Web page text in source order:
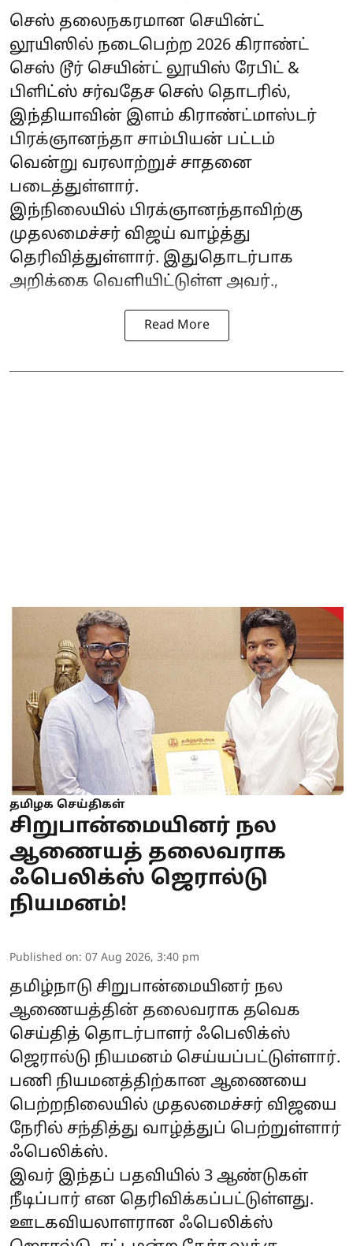
செஸ் தலைநகரமான செயின்ட்
லூயிஸில் நடைபெற்ற 2026 கிராண்ட்
செஸ் டூர் செயின்ட் லூயிஸ் ரேபிட் &
பிளிட்ஸ் சர்வதேச செஸ் தொடரில்,
இந்தியாவின் இளம் கிராண்ட்மாஸ்டர்
பிரக்ஞானந்தா சாம்பியன் பட்டம்
வென்று வரலாற்றுச் சாதனை
படைத்துள்ளார்.
இந்நிலையில் பிரக்ஞானந்தாவிற்கு
முதலமைச்சர் விஜய் வாழ்த்து
தெரிவித்துள்ளார். இதுதொடர்பாக
அறிக்கை வெளியிட்டுள்ள அவர்.,
Read More
தமிழக செய்திகள்
சிறுபான்மையினர் நல
ஆணையத் தலைவராக
ஃபெலிக்ஸ் ஜெரால்டு
நியமனம்!
Published on: 07 Aug 2026, 3:40 pm
தமிழ்நாடு சிறுபான்மையினர் நல
ஆணையத்தின் தலைவராக தவெக
செய்தித் தொடர்பாளர் ஃபெலிக்ஸ்
ஜெரால்டு நியமனம் செய்யப்பட்டுள்ளார்.
பணி நியமனத்திற்கான ஆணையை
பெற்றநிலையில் முதலமைச்சர் விஜயை
நேரில் சந்தித்து வாழ்த்துப் பெற்றுள்ளார்
ஃபெலிக்ஸ்.
இவர் இந்தப் பதவியில் 3 ஆண்டுகள்
நீடிப்பார் என தெரிவிக்கப்பட்டுள்ளது.
ஊடகவியலாளரான ஃபெலிக்ஸ்